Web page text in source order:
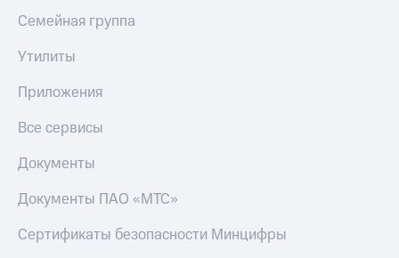
Семейная группа
Утилиты
Приложения
Все сервисы
Документы
Документы ПАО «МТС»
Сертификаты безопасности Минцифры